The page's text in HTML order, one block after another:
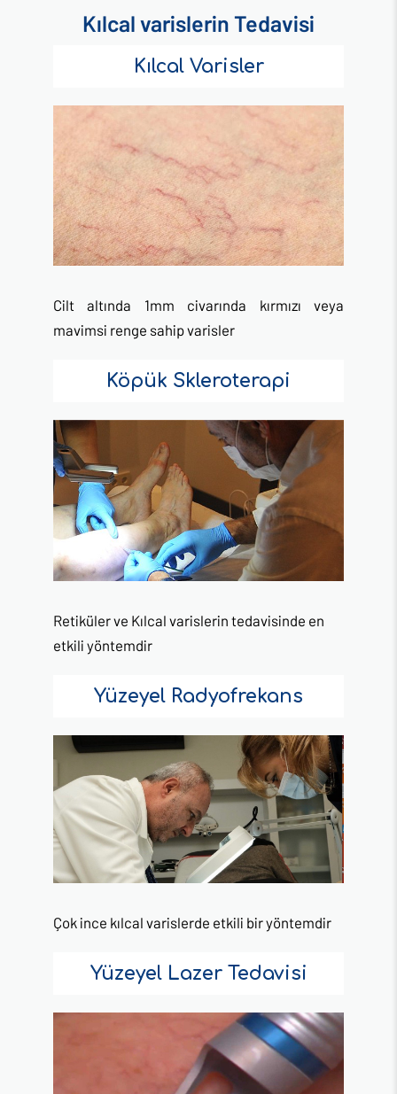
Kılcal varislerin Tedavisi
Kılcal Varisler
Cilt altında 1mm civarında kırmızı veya
mavimsi renge sahip varisler
Köpük Skleroterapi
Retiküler ve Kılcal varislerin tedavisinde en
etkili yöntemdir
Yüzeyel Radyofrekans
Çok ince kılcal varislerde etkili bir yöntemdir
Yüzeyel Lazer Tedavisi